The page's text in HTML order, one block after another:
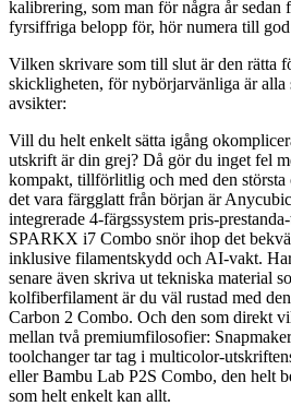
kalibrering, som man för några år sedan
fyrsiffriga belopp för, hör numera till
Vilken skrivare som till slut är den rätta
skickligheten, för nybörjarvänliga är alla
avsikter:
Vill du helt enkelt sätta igång
utskrift är din grej? Då gör du inget fel
kompakt, tillförlitlig och med den
det vara färgglatt från början är
integrerade 4-färgssystem pris-
SPARKX i7 Combo snör ihop det
inklusive filamentskydd och AI-vakt.
senare även skriva ut tekniska material
kolfiberfilament är du väl rustad med
Carbon 2 Combo. Och den som direkt
mellan två premiumfilosofier:
toolchanger tar tag i multicolor-
eller Bambu Lab P2S Combo, den helt
som helt enkelt kan allt.